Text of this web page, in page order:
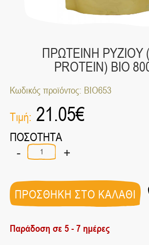
ΠΡΩΤΕΙΝΗ ΡΥΖΙΟΥ
PROTEIN) ΒΙΟ
Κωδικός προϊόντος: ΒΙΟ653
Τιμή: 21.05€
ΠΟΣΟΤΗΤΑ
-
Πρωτείνη
ρυζιού
protein)
ΒΙΟ
800ΓΡ
ποσότητα
+
ΠΡΟΣΘΗΚΗ ΣΤΟ ΚΑΛΑΘΙ
Παράδοση σε 5 - 7 ημέρες